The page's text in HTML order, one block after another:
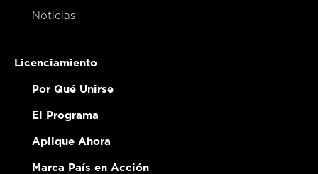
Noticias
Licenciamiento
Por Qué Unirse
El Programa
Aplique Ahora
Marca País en Acción